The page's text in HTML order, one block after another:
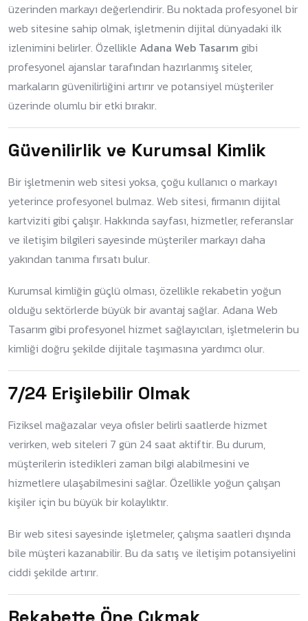
üzerinden markayı değerlendirir. Bu noktada profesyonel bir
web sitesine sahip olmak, işletmenin dijital dünyadaki ilk
izlenimini belirler. Özellikle Adana Web Tasarım gibi
profesyonel ajanslar tarafından hazırlanmış siteler,
markaların güvenilirliğini artırır ve potansiyel müşteriler
üzerinde olumlu bir etki bırakır.
Güvenilirlik ve Kurumsal Kimlik
Bir işletmenin web sitesi yoksa, çoğu kullanıcı o markayı
yeterince profesyonel bulmaz. Web sitesi, firmanın dijital
kartviziti gibi çalışır. Hakkında sayfası, hizmetler, referanslar
ve iletişim bilgileri sayesinde müşteriler markayı daha
yakından tanıma fırsatı bulur.
Kurumsal kimliğin güçlü olması, özellikle rekabetin yoğun
olduğu sektörlerde büyük bir avantaj sağlar. Adana Web
Tasarım gibi profesyonel hizmet sağlayıcıları, işletmelerin bu
kimliği doğru şekilde dijitale taşımasına yardımcı olur.
7/24 Erişilebilir Olmak
Fiziksel mağazalar veya ofisler belirli saatlerde hizmet
verirken, web siteleri 7 gün 24 saat aktiftir. Bu durum,
müşterilerin istedikleri zaman bilgi alabilmesini ve
hizmetlere ulaşabilmesini sağlar. Özellikle yoğun çalışan
kişiler için bu büyük bir kolaylıktır.
Bir web sitesi sayesinde işletmeler, çalışma saatleri dışında
bile müşteri kazanabilir. Bu da satış ve iletişim potansiyelini
ciddi şekilde artırır.